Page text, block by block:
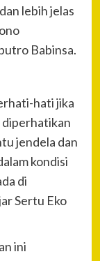
lebih jelas
Babinsa.
hati jika
diperhatikan
jendela dan
kondisi
di
Sertu Eko
ini